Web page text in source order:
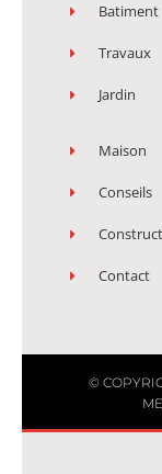
Batiment
Travaux
Jardin
Maison
Conseils
Contact
©